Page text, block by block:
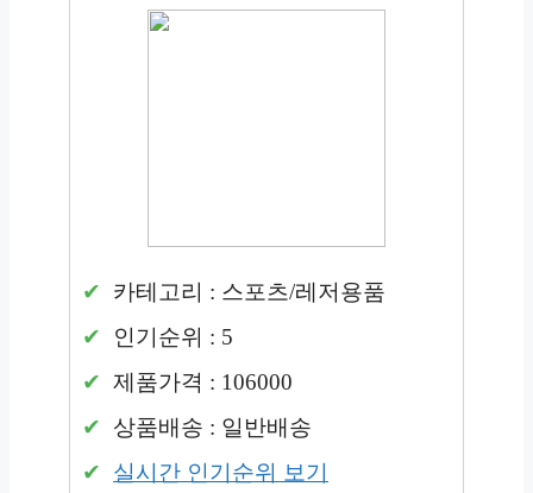
카테고리 : 스포츠/레저용품
인기순위 : 5
제품가격 : 106000
상품배송 : 일반배송
실시간 인기순위 보기